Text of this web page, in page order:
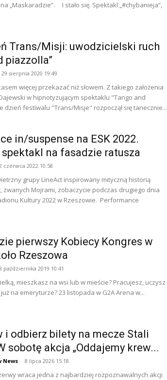
„Maskaradzie”. I stało się. Spektakl „#chybanieja”,
Trans/Misji: uwodzicielski ruch
piazzolla”
29 sierpnia 2020 19:49
więcej przekazać niż słowem. Z takiego założenia
w hipnotyzującym spektaklu "Tango and
dzień festiwalu "Trans/Misje" rozpoczął się tanecznie...
in/suspense na ESK 2022.
na fasadzie ratusza
czerwca 2022 10:58
grupy LineAct inspirowany mityczną historią
zwanych Mojrami, zobaczycie podczas drugiego dnia
Kultury 2022 w Rzeszowie. Performance
pierwszy Kobiecy Kongres w
Rzeszowa
października 2019 10:41
mieszkasz na wsi lub w mieście? Pracujesz, uczysz
na emeryturze? 23 listopada w G2A Arena w...
i odbierz bilety na mecze Stali
sobotę akcja „Oddajemy krew...
News - 8 lipca 2026 15:18
wraca jedna z najbardziej rozpoznawalnych akcji